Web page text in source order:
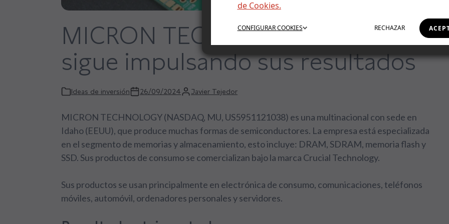
de Cookies.
RECHAZAR
CONFIGURARCOOKIES
MICRON TECHNOLOGY: La IA
sigue impulsando sus resultados
Ideas de inversión 26/09/2024 Javier Tejedor
MICRON TECHNOLOGY (NASDAQ, MU, US5951121038) es una multinacional con sede en
Idaho (EEUU), que produce muchas formas de semiconductores. La empresa está especializada
en el segmento de memorias y almacenamiento, esto incluye: DRAM, SDRAM, memoria flash y
SSD. Sus productos de consumo se comercializan bajo la marca Crucial Technology.
Sus productos se usan principalmente en electrónica de consumo, comunicaciones, teléfonos
móviles, automóvil, ordenadores personales y servidores.